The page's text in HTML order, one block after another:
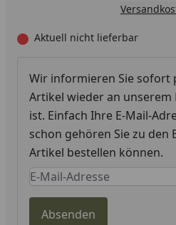
Aktuell nicht lieferbar
Wir informieren Sie sofort
Artikel wieder an
ist. Einfach Ihre E-Mail-
schon gehören Sie zu den
Artikel bestellen können.
Keine Eingabe erforderlich
Eingabe erforderlich
Absenden